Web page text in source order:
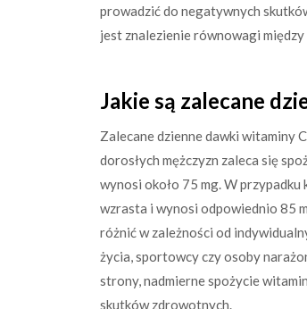
prowadzić do negatywnych
jest znalezienie równowagi
Jakie są zalecane
Zalecane dzienne dawki witaminy
dorosłych mężczyzn zaleca się
wynosi około 75 mg. W
wzrasta i wynosi odpowiednio 85
różnić w zależności od
życia, sportowcy czy osoby
strony, nadmierne spożycie
skutków zdrowotnych.